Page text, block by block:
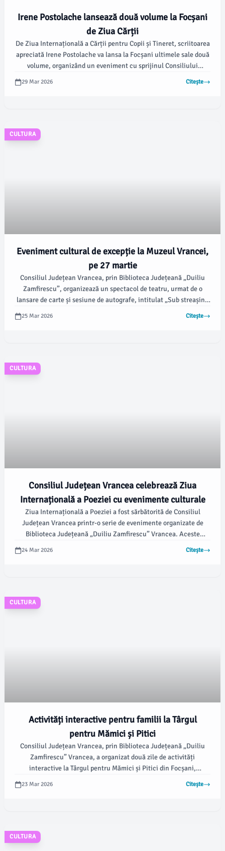
Irene Postolache lansează două volume la Focșani
de Ziua Cărții
De Ziua Internațională a Cărții pentru Copii și Tineret, scriitoarea
apreciată Irene Postolache va lansa la Focșani ultimele sale două
volume, organizând un eveniment cu sprijinul Consiliului
Județean Vrancea și al Bibliotecii Județene „Duiliu Zamfirescu”
Vrancea. Publicul este invitat să participe la această întâlnire
29 Mar 2026 Citește
CULTURA
Eveniment cultural de excepție la Muzeul Vrancei,
pe 27 martie
Consiliul Județean Vrancea, prin Biblioteca Județeană „Duiliu
Zamfirescu”, organizează un spectacol de teatru, urmat de o
lansare de carte și sesiune de autografe, intitulat „Sub streașina
avea loc vineri, 27 martie 2026, la ora 16.00, în Foaierul
25 Mar 2026 Citește
CULTURA
Consiliul Județean Vrancea celebrează Ziua
Internațională a Poeziei cu evenimente culturale
Ziua Internațională a Poeziei a fost sărbătorită de Consiliul
Județean Vrancea printr-o serie de evenimente organizate de
Biblioteca Județeană „Duiliu Zamfirescu” Vrancea. Aceste
activități au vizat literatura contemporană și dialogul cultural,
24 Mar 2026 Citește
CULTURA
Activități interactive pentru familii la Târgul
pentru Mămici și Pitici
Consiliul Județean Vrancea, prin Biblioteca Județeană „Duiliu
Zamfirescu” Vrancea, a organizat două zile de activități
interactive la Târgul pentru Mămici și Pitici din Focșani,
Promotis și Focșani Mall, a adus împreună familii, copii și părinți
23 Mar 2026 Citește
CULTURA